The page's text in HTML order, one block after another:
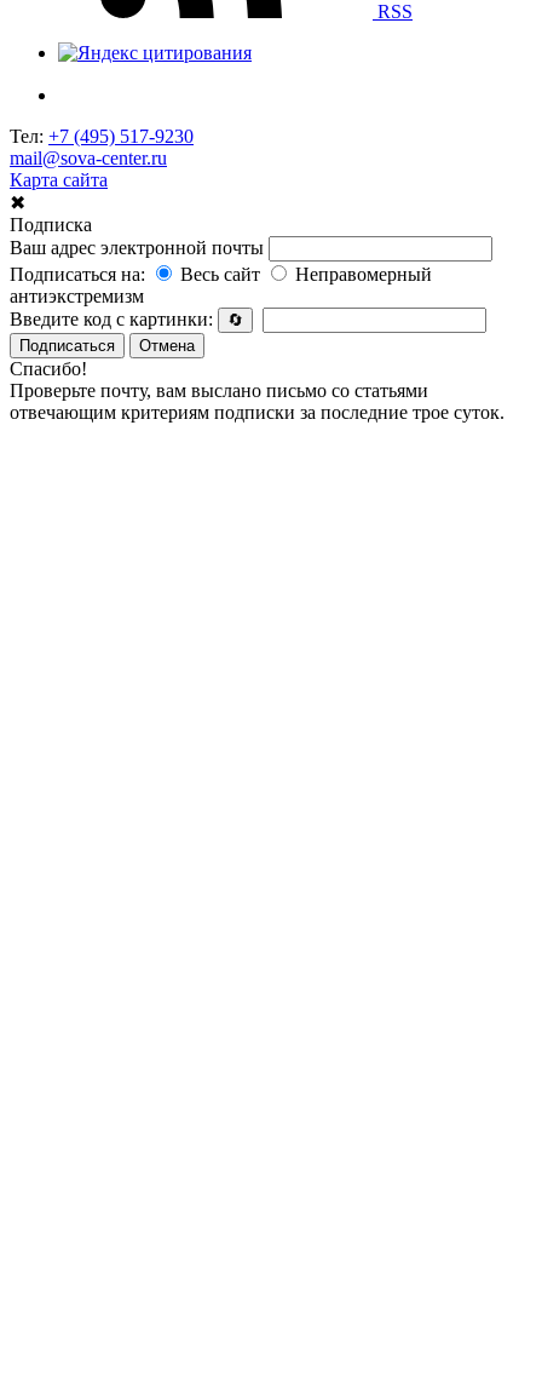
RSS
Тел: +7 (495) 517-9230
mail@sova-center.ru
Карта сайта
✖
Подписка
Ваш адрес электронной почты
Подписаться на:
Весь сайт
Неправомерный
антиэкстремизм
Введите код с картинки:
🔄
Подписаться
Отмена
Спасибо!
Проверьте почту, вам выслано письмо со статьями
отвечающим критериям подписки за последние трое суток.